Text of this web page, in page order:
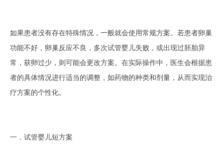
如果患者没有存在特殊情况，一般就会使用常规方案。若患者卵巢
功能不好，卵巢反应不良，多次试管婴儿失败，或出现过胚胎异
常，获卵过少，则可能会更改方案。在实际操作中，医生会根据患
者的具体情况进行适当的调整，如药物的种类和剂量，从而实现治
疗方案的个性化。
一．试管婴儿短方案